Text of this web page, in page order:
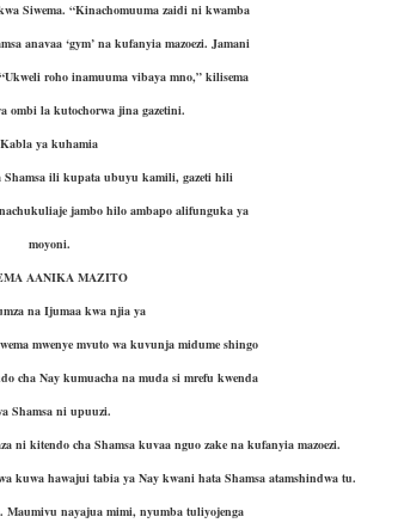
Siwema. “Kinachomuuma zaidi ni kwamba
anavaa ‘gym’ na kufanyia mazoezi. Jamani
roho inamuuma vibaya mno,” kilisema
ombi la kutochorwa jina gazetini.
Kabla ya kuhamia
Shamsa ili kupata ubuyu kamili, gazeti hili
jambo hilo ambapo alifunguka ya
moyoni.
AANIKA MAZITO
na Ijumaa kwa njia ya
mwenye mvuto wa kuvunja midume shingo
cha Nay kumuacha na muda si mrefu kwenda
Shamsa ni upuuzi.
ni kitendo cha Shamsa kuvaa nguo zake na kufanyia mazoezi.
kuwa hawajui tabia ya Nay kwani hata Shamsa atamshindwa tu.
nayajua mimi, nyumba tuliyojenga